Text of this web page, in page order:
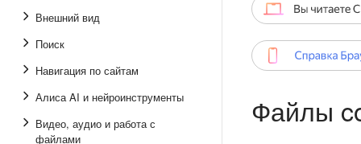
Внешний вид
Поиск
Навигация по сайтам
Алиса AI и нейроинструменты
Видео, аудио и работа с
файлами
Файлы